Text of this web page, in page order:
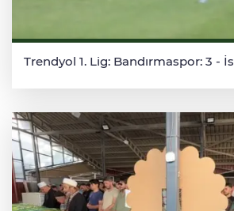
Trendyol 1. Lig: Bandırmaspor: 3 -